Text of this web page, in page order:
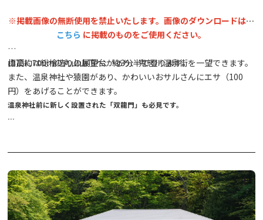
※掲載画像の無断使用を禁止いたします。画像のダウンロードは、
こちら に掲載のものをご使用ください。
標高約700mの丸山山頂へ、約3分半で登ります。
山頂には総檜造りの展望台があり、鬼怒川温泉街を一望できます。
また、温泉神社や猿園があり、かわいいおサルさんにエサ（100
円）をあげることができます。
温泉神社前に新しく設置された「双龍門」も必見です。